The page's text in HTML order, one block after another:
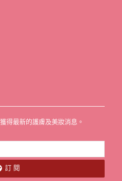
得最新的護膚及美妝消息。
訂 閱